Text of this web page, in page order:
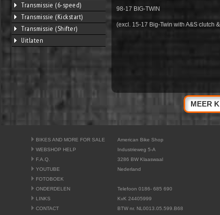
Transmissie (6-speed)
Transmissie (Kickstart)
Transmissie (Shifter)
Uitlaten
98-17 BIG-TWIN
(excl. 15-17 Big-Twin with A&S clutch
MEER
BIKES AND MORE FOR SALE
WEBSHOP HELP
F.A.Q.
YOUTUBE
FOTOBOEK
ONDERDELEN
LINKS
CONTACT
American Bike Shop
Industrieweg 5-A
3286 BW Klaaswaal
Nederland
Telefoon 0186- 685 690
KvK 24405999
BTW nr. NL0013.05.599.B68